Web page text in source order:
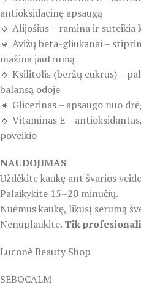
antioksidacinę apsaugą
🔹 Alijošius – ramina ir
🔹 Avižų beta-gliukanai –
mažina jautrumą
🔹 Ksilitolis (beržų cukrus) –
balansą odoje
🔹 Glicerinas – apsaugo nuo
🔹 Vitaminas E –
poveikio
NAUDOJIMAS
Uždėkite kaukę ant švarios
Palaikykite 15–20 minučių.
Nuėmus kaukę, likusį serumą
Nenuplaukite. Tik
Luconè Beauty Shop
SEBOCALM